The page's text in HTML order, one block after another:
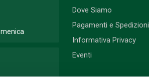
Dove Siamo
Pagamenti e Spedizioni
Informativa Privacy
Eventi